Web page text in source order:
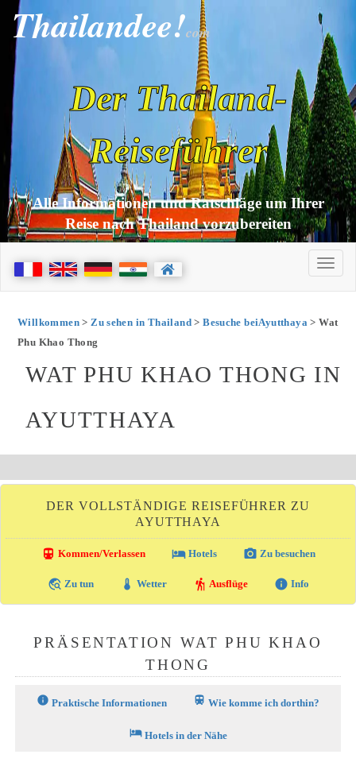
Thailandee!com
Der Thailand-
Reiseführer
Alle Informationen und Ratschläge um Ihrer
Reise nach Thailand vorzubereiten
Willkommen>Zu sehen in Thailand>Besuche beiAyutthaya> Wat
Phu Khao Thong
WAT PHU KHAO THONG IN
AYUTTHAYA
DER VOLLSTÄNDIGE REISEFÜHRER ZU
AYUTTHAYA
directions_transit Kommen/Verlassen local_hotelHotels photo_camera Zu besuchen
travel_explore Zu tun thermostat Wetter hiking Ausflüge info Info
PRÄSENTATION WAT PHU KHAO
THONG
info Praktische Informationen train Wie komme ich dorthin?
hotelHotels in der Nähe